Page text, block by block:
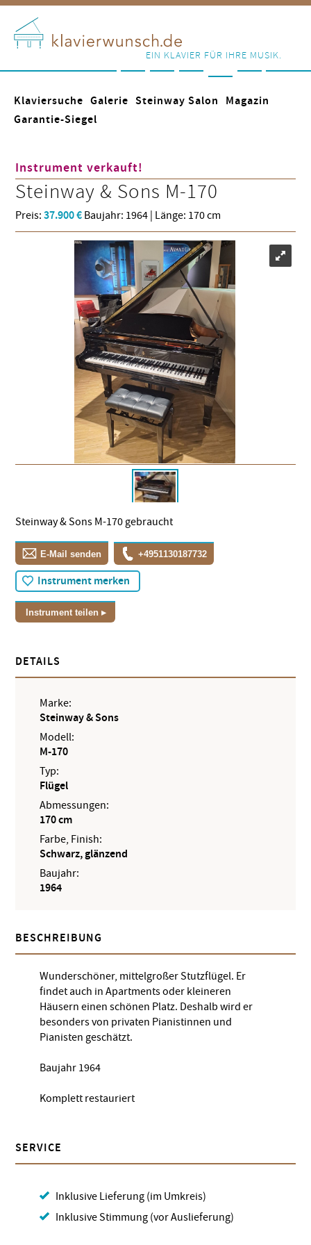
EIN KLAVIER FÜR IHRE MUSIK.
Klaviersuche Galerie Steinway Salon
Magazin
Garantie-Siegel
Instrument verkauft!
Steinway & Sons M-170
Preis:37.900 € Baujahr: 1964 | Länge: 170 cm
Steinway & Sons M-170 gebraucht
E-Mail senden +4951130187732
Instrument merken
Instrument teilen
DETAILS
Marke:
Steinway & Sons
Modell:
M-170
Typ:
Flügel
Abmessungen:
170 cm
Farbe, Finish:
Schwarz, glänzend
Baujahr:
1964
BESCHREIBUNG
Wunderschöner, mittelgroßer Stutzflügel. Er
findet auch in Apartments oder kleineren
Häusern einen schönen Platz. Deshalb wird er
besonders von privaten Pianistinnen und
Pianisten geschätzt.
Baujahr 1964
Komplett restauriert
SERVICE
Inklusive Lieferung (im Umkreis)
Inklusive Stimmung (vor Auslieferung)